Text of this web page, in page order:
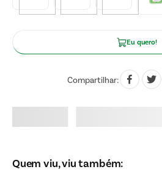
Eu quero!
Compartilhar
Quem viu, viu também: